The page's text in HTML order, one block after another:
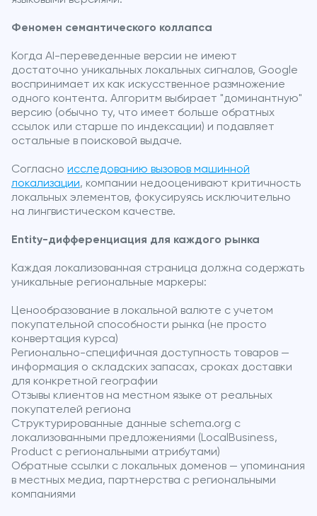
Феномен семантического коллапса
Когда AI-переведенные версии не имеют
достаточно уникальных локальных сигналов, Google
воспринимает их как искусственное размножение
одного контента. Алгоритм выбирает "доминантную"
версию (обычно ту, что имеет больше обратных
ссылок или старше по индексации) и подавляет
остальные в поисковой выдаче.
Согласно исследованию вызовов машинной
локализации, компании недооценивают критичность
локальных элементов, фокусируясь исключительно
на лингвистическом качестве.
Entity-дифференциация для каждого рынка
Каждая локализованная страница должна содержать
уникальные региональные маркеры:
Ценообразование в локальной валюте с учетом
покупательной способности рынка (не просто
конвертация курса)
Регионально-специфичная доступность товаров —
информация о складских запасах, сроках доставки
для конкретной географии
Отзывы клиентов на местном языке от реальных
покупателей региона
Структурированные данные schema.org с
локализованными предложениями (LocalBusiness,
Product с региональными атрибутами)
Обратные ссылки с локальных доменов — упоминания
в местных медиа, партнерства с региональными
компаниями